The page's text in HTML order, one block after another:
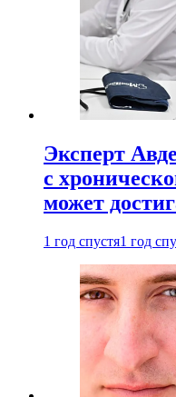
Эксперт
с
может
1 год спустя1 год